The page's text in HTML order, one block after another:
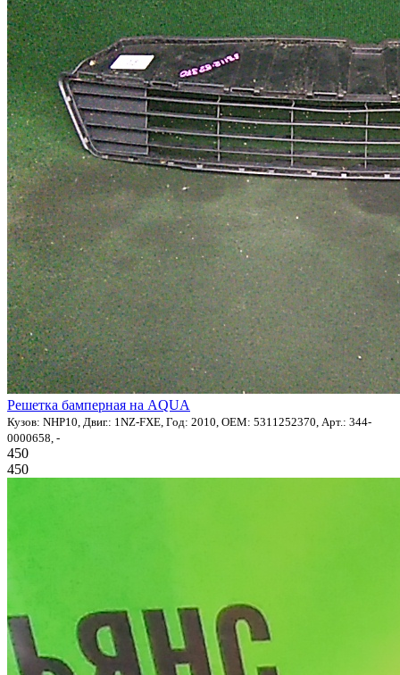
Решетка бамперная на AQUA
Кузов: NHP10, Двиг.: 1NZ-FXE, Год: 2010, OEM: 5311252370, Арт.: 344-
0000658, -
450
450